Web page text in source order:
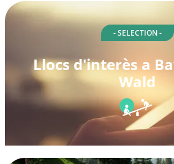
- SELECTION -
Llocs d'interès a
Wald